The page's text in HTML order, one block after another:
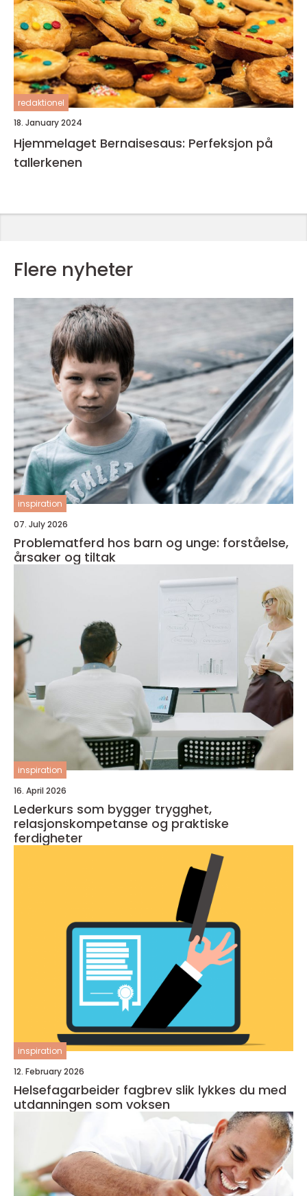
redaktionel
18. January 2024
Hjemmelaget Bernaisesaus: Perfeksjon på
tallerkenen
Flere nyheter
inspiration
07. July 2026
Problematferd hos barn og unge: forståelse,
årsaker og tiltak
inspiration
16. April 2026
Lederkurs som bygger trygghet,
relasjonskompetanse og praktiske
ferdigheter
inspiration
12. February 2026
Helsefagarbeider fagbrev slik lykkes du med
utdanningen som voksen